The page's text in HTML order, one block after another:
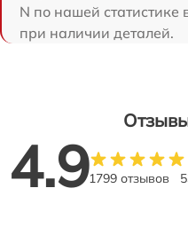
N по нашей статистике
при наличии деталей.
4.91799 отзывов